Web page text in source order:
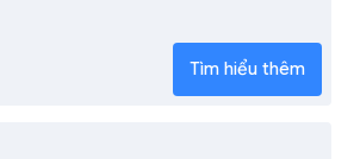
Tìm hiểu thêm